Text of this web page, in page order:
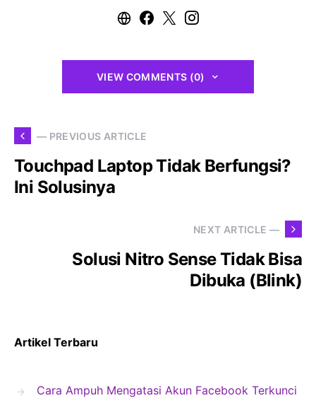
VIEW COMMENTS (0)
— PREVIOUS ARTICLE
Touchpad Laptop Tidak Berfungsi?
Ini Solusinya
NEXT ARTICLE —
Solusi Nitro Sense Tidak Bisa
Dibuka (Blink)
Artikel Terbaru
Cara Ampuh Mengatasi Akun Facebook Terkunci